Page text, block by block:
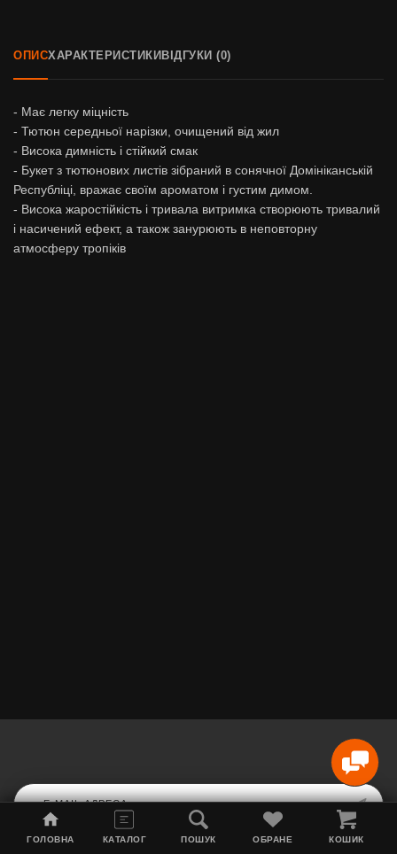
ОПИСХАРАКТЕРИСТИКИ ВІДГУКИ (0)
- Має легку міцність
- Тютюн середньої нарізки, очищений від жил
- Висока димність і стійкий смак
- Букет з тютюнових листів зібраний в сонячної Домініканській
Республіці, вражає своїм ароматом і густим димом.
- Висока жаростійкість і тривала витримка створюють тривалий
і насичений ефект, а також занурюють в неповторну
атмосферу тропіків
ГОЛОВНА КАТАЛОГ ПОШУК ОБРАНЕ КОШИК